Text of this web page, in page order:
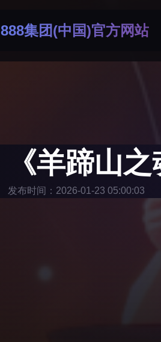
888集团(中国)官方网站
《羊蹄山
发布时间：2026-01-23 05:00:03